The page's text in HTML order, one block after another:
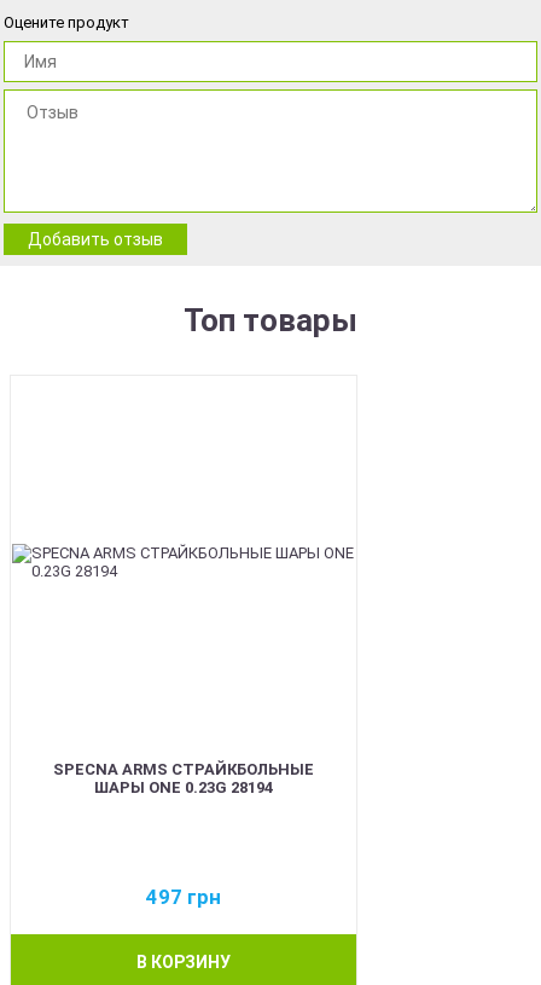
Оцените продукт
Добавить отзыв
Топ товары
SPECNA ARMS СТРАЙКБОЛЬНЫЕ
ШАРЫ ONE 0.23G 28194
497 грн
В КОРЗИНУ